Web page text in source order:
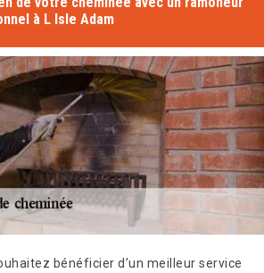
à L Isle Adam
bénéficier d’un meilleur service